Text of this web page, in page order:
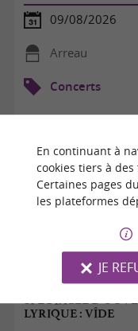
09/08/2026
Arreau
Concerts
SPECTACLE
LYRIQUE : VÎDE
En continuant à
cookies tiers à des
Certaines pages
les plateformes
JE